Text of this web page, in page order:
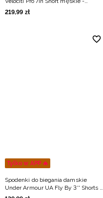
czerwone
219,99 zł
Tylko w APP 🔥
Spodenki do biegania damskie
Under Armour UA Fly By 3'' Shorts -
niebieskie